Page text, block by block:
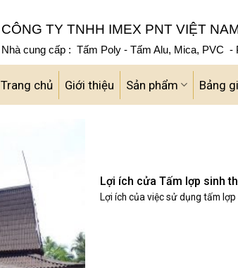
CÔNG TY TNHH IMEX PNT VIỆT
Nhà cung cấp : Tấm Poly - Tấm Alu, Mica, PVC -
Trang chủ Giới thiệu Sản phẩm Bảng
Lợi ích cửa Tấm lợp sinh
Lợi ích của việc sử dụng tấm